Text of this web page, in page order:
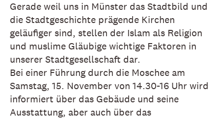
Gerade weil uns in Münster das Stadtbild und
die Stadtgeschichte prägende Kirchen
geläufiger sind, stellen der Islam als Religion
und muslime Gläubige wichtige Faktoren in
unserer Stadtgesellschaft dar.
Bei einer Führung durch die Moschee am
Samstag, 15. November von 14.30-16 Uhr wird
informiert über das Gebäude und seine
Ausstattung, aber auch über das